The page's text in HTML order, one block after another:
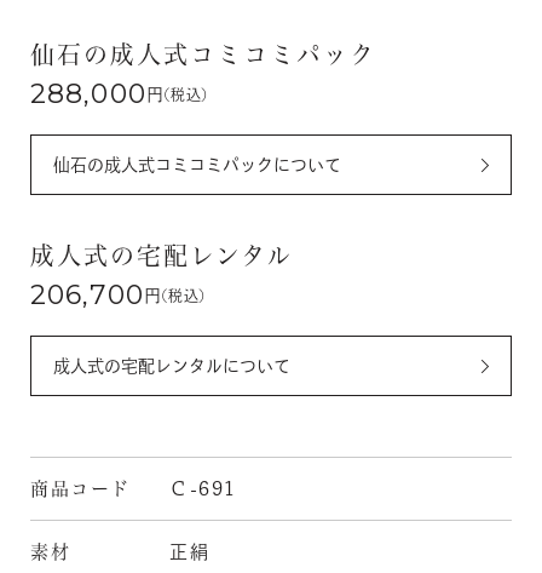
仙石の成人式コミコミパック
288,000 円 (税込)
仙石の成人式コミコミパックについて
成人式の宅配レンタル
206,700 円 (税込)
成人式の宅配レンタルについて
商品コード Ｃ-691
素材 正絹